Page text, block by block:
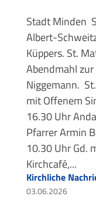
Stadt Minden
Albert-
Küppers. St.
Abendmahl
Niggemann.
mit Offenem
16.30 Uhr
Pfarrer Armin
10.30 Uhr Gd.
Kirchcafé,...
Kirchliche
03.06.2026